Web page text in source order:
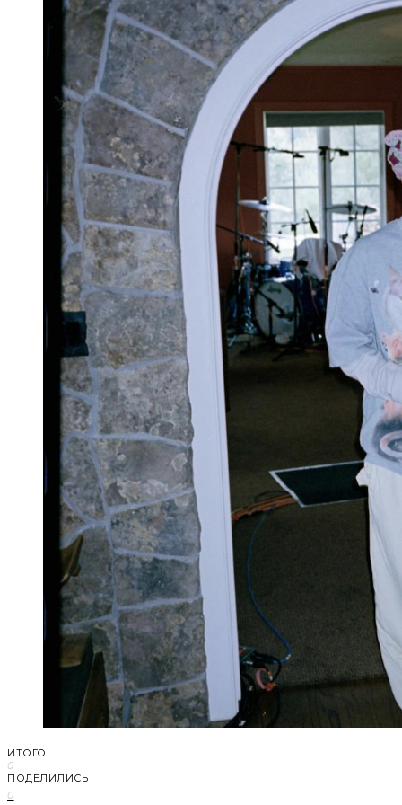
ИТОГО
0
ПОДЕЛИЛИСЬ
0